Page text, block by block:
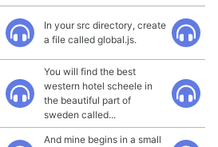
In your src directory, create
a file called global.js.
You will find the best
western hotel scheele in
the beautiful part of
sweden called...
And mine begins in a small